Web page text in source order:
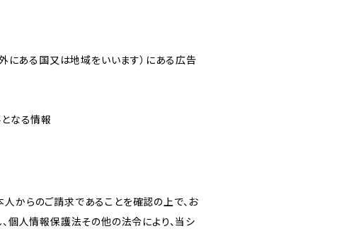
にある国又は地域をいいます）にある広告
なる情報
からのご請求であることを確認の上で、お
個人情報保護法その他の法令により、当シ